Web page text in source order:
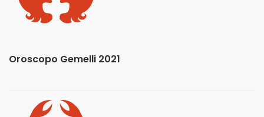
Oroscopo Gemelli 2021